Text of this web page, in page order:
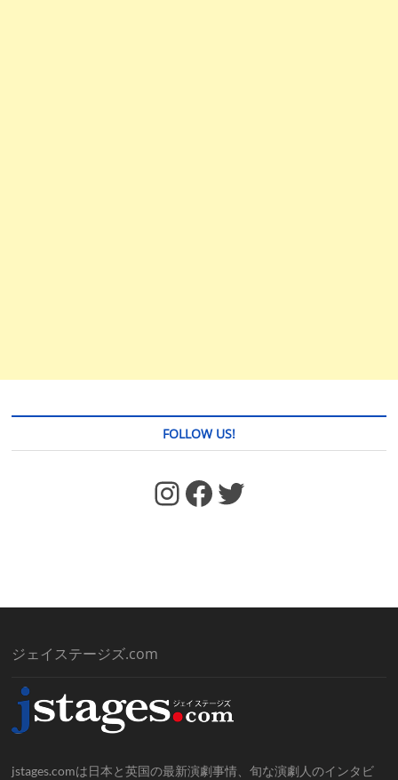
FOLLOW US!
https://www.facebook.com/jstages/ Facebook Twitter
ジェイステージズ.com
jstages.comは日本と英国の最新演劇事情、旬な演劇人のインタビ